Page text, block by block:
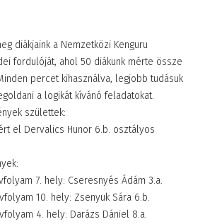
diákjaink a Nemzetközi Kenguru
fordulóját, ahol 50 diákunk mérte össze
percet kihasználva, legjobb tudásuk
a logikát kívánó feladatokat.
születtek:
el Dervalics Hunor 6.b. osztályos
Cseresnyés Ádám 3.a.
hely: Zsenyuk Sára 6.b.
Darázs Dániel 8.a.